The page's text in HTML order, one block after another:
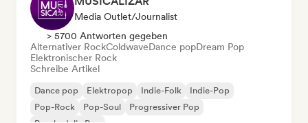
Media Outlet/Journalist
> 5700 Antworten gegeben
Alternativer RockColdwaveDance popDream Pop
Elektronischer Rock
Schreibe Artikel
Dance pop Elektropop Indie-Folk
Indie-Pop
Pop-Rock
Pop-Soul
Progressiver Pop